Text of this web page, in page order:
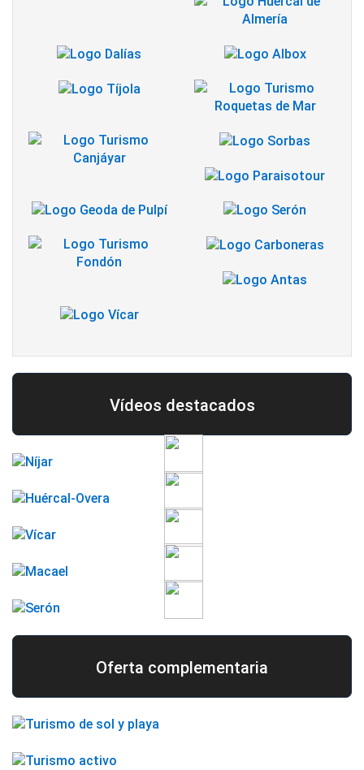
Vídeos destacados
Oferta complementaria